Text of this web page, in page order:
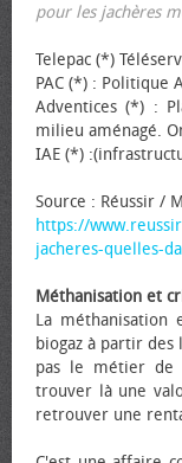
pour les jachères
Telepac (*)
PAC (*) : Politique
Adventices (*) :
milieu aménagé.
IAE (*)
Source : Réussir /
https://
jacheres-quelles-
Méthanisation et
La méthanisation
biogaz à partir
pas le métier de
trouver là une
retrouver une